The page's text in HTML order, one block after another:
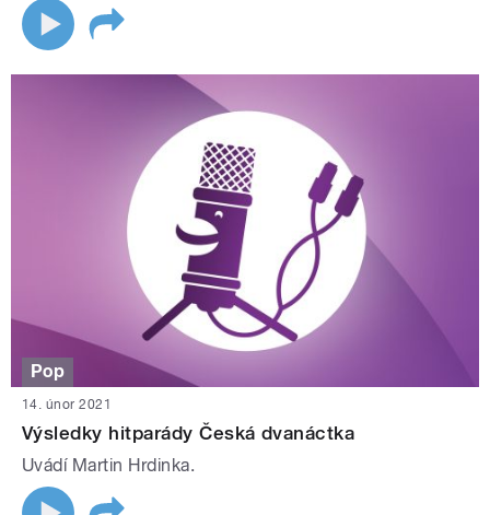
Pop
14. únor 2021
Výsledky hitparády Česká dvanáctka
Uvádí Martin Hrdinka.